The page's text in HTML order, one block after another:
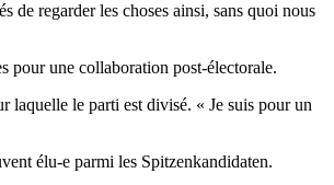
de regarder les choses ainsi, sans quoi nous
pour une collaboration post-électorale.
laquelle le parti est divisé. « Je suis pour un
élu-e parmi les Spitzenkandidaten.